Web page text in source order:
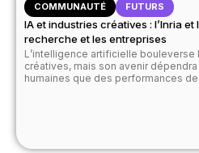
COMMUNAUTÉ FUTURS
IA et industries créatives : l’Inria
recherche et les entreprises
L’intelligence artificielle bouleverse
créatives, mais son avenir
humaines que des performances